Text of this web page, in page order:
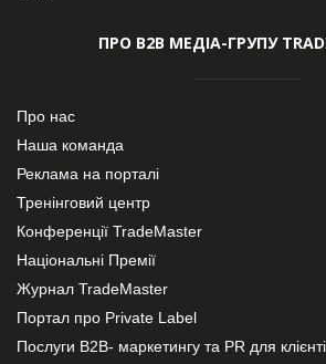
ПРО В2В МЕДІА-ГРУПУ
Про нас
Наша команда
Реклама на порталі
Тренінговий центр
Конференції TradeMaster
Національні Премії
Журнал TradeMaster
Портал про Private Label
Послуги В2В- маркетингу та PR для